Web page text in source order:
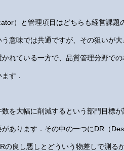
）と管理項目はどちらも経営課題
意味では共通ですが、その狙いが
れている一方で、品質管理分野で
す．
を大幅に削減するという部門目標
あります．その中の一つにDR（
の良し悪しとどういう物差しで測る